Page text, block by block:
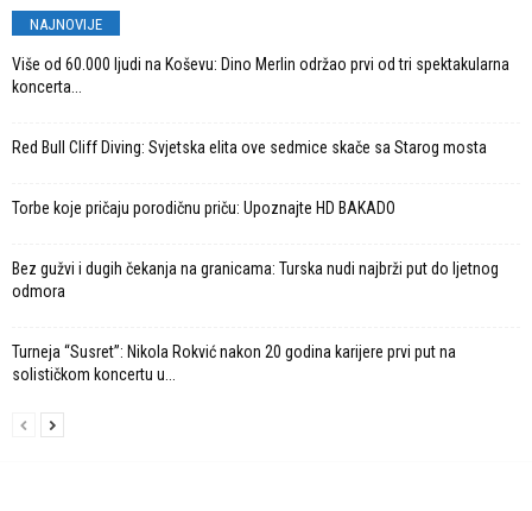
NAJNOVIJE
Više od 60.000 ljudi na Koševu: Dino Merlin održao prvi od tri spektakularna
koncerta...
Red Bull Cliff Diving: Svjetska elita ove sedmice skače sa Starog mosta
Torbe koje pričaju porodičnu priču: Upoznajte HD BAKADO
Bez gužvi i dugih čekanja na granicama: Turska nudi najbrži put do ljetnog
odmora
Turneja “Susret”: Nikola Rokvić nakon 20 godina karijere prvi put na
solističkom koncertu u...